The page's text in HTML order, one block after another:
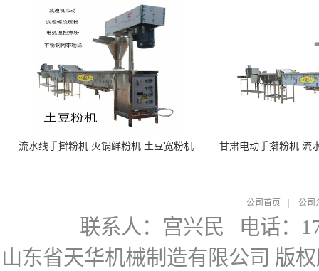
流水线手擀粉机 火锅鲜粉机 土豆宽粉机 甘肃电动手擀粉机 流
公司首页 公司
联系人：宫兴民 电话：
山东省天华机械制造有限公司 版